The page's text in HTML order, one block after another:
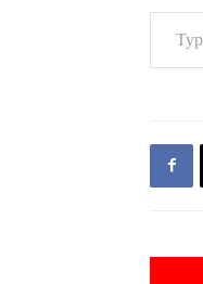
Type your email…